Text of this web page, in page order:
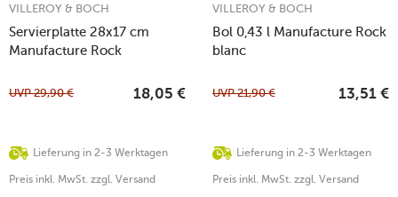
Servierplatte 28x17 cm
Manufacture Rock
VILLEROY & BOCH
Lieferung in 2-3 Werktagen
UVP29,90 € 18,05 €
Preis inkl. MwSt. zzgl. Versand
Bol 0,43 l Manufacture Rock
blanc
VILLEROY & BOCH
Lieferung in 2-3 Werktagen
UVP21,90 € 13,51 €
Preis inkl. MwSt. zzgl. Versand